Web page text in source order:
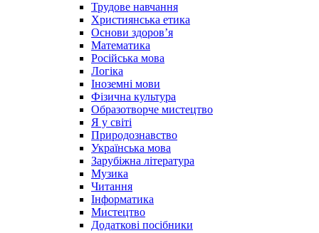
Трудове навчання
Християнська етика
Основи здоров’я
Математика
Російська мова
Логіка
Іноземні мови
Фізична культура
Образотворче мистецтво
Я у світі
Природознавство
Українська мова
Зарубіжна література
Музика
Читання
Інформатика
Мистецтво
Додаткові посібники